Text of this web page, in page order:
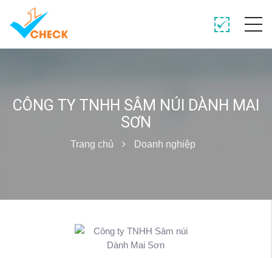
CÔNG TY TNHH SÂM NÚI DÀNH MAI
SƠN
Trang chủ Doanh nghiệp